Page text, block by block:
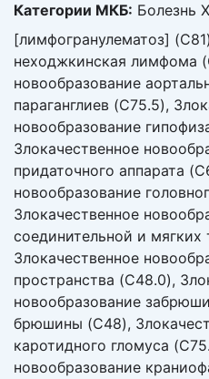
Категории МКБ: Болезнь
[лимфогранулематоз]
неходжкинская лимфома
новообразование
параганглиев (C75.5),
новообразование
Злокачественное
придаточного аппарата
новообразование
Злокачественное
соединительной и мягких
Злокачественное
пространства (C48.0),
новообразование
брюшины (C48),
каротидного гломуса
новообразование